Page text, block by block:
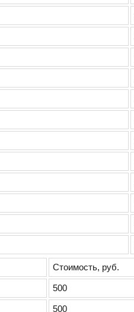
Стоимость, руб.
500
500